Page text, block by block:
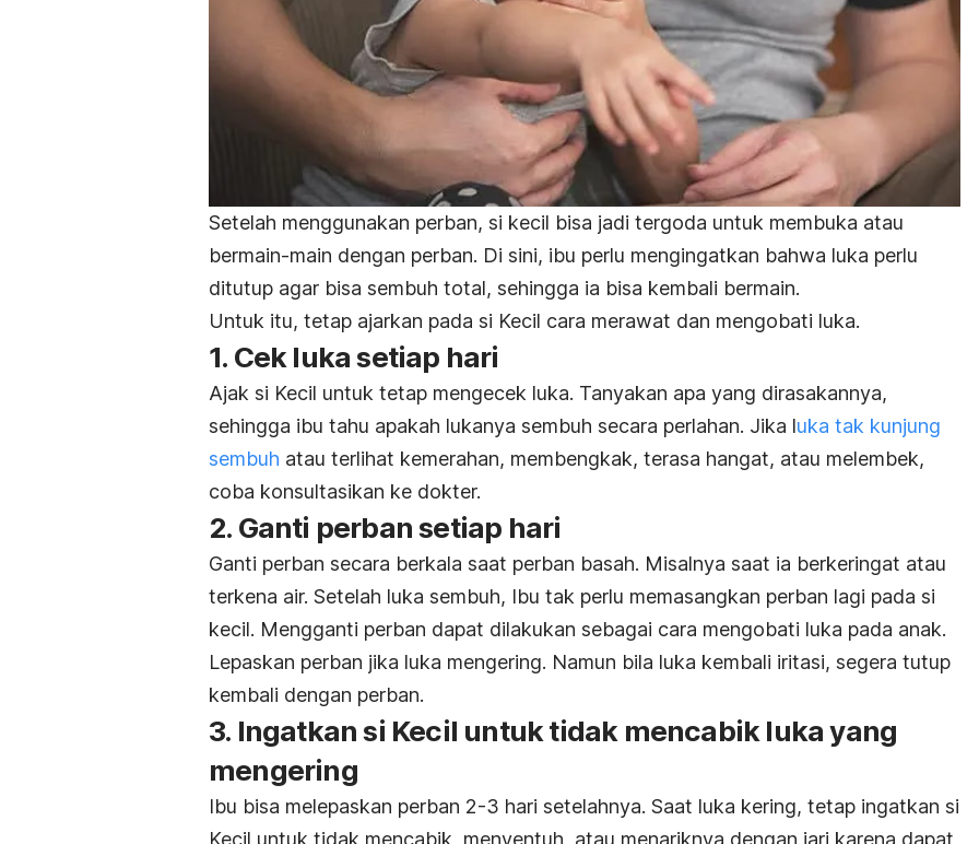
Setelah menggunakan perban, si kecil bisa jadi tergoda untuk membuka atau
bermain-main dengan perban. Di sini, ibu perlu mengingatkan bahwa luka perlu
ditutup agar bisa sembuh total, sehingga ia bisa kembali bermain.
Untuk itu, tetap ajarkan pada si Kecil cara merawat dan mengobati luka.
1. Cek luka setiap hari
Ajak si Kecil untuk tetap mengecek luka. Tanyakan apa yang dirasakannya,
sehingga ibu tahu apakah lukanya sembuh secara perlahan. Jika luka tak kunjung
sembuh atau terlihat kemerahan, membengkak, terasa hangat, atau melembek,
coba konsultasikan ke dokter.
2. Ganti perban setiap hari
Ganti perban secara berkala saat perban basah. Misalnya saat ia berkeringat atau
terkena air. Setelah luka sembuh, Ibu tak perlu memasangkan perban lagi pada si
kecil. Mengganti perban dapat dilakukan sebagai cara mengobati luka pada anak.
Lepaskan perban jika luka mengering. Namun bila luka kembali iritasi, segera tutup
kembali dengan perban.
3. Ingatkan si Kecil untuk tidak mencabik luka yang
mengering
Ibu bisa melepaskan perban 2-3 hari setelahnya. Saat luka kering, tetap ingatkan si
Kecil untuk tidak mencabik, menyentuh, atau menariknya dengan jari karena dapat